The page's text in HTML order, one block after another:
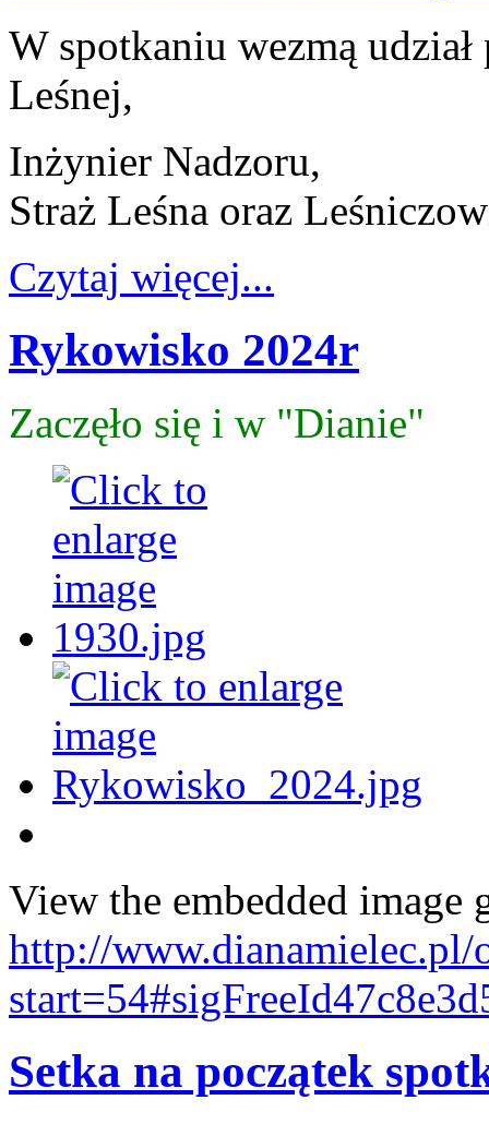
W spotkaniu wezmą
Leśnej,
Inżynier Nadzoru,
Straż Leśna oraz
Czytaj więcej...
Rykowisko 2024r
Zaczęło się i w "Dianie"
View the embedded image
http://www.dianamielec.pl/
Setka na początek